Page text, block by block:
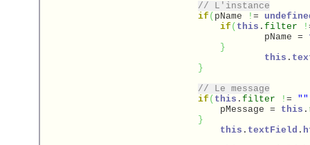
// L'instance
if ( pName ! =
if ( this . filter !
			    		pName =
}
this .
}
// Le message
if ( this . filter ! = ""
			    	pMessage =
this .
}
this . textField .